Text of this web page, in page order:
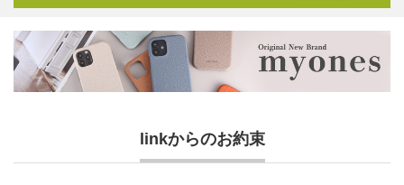
linkからのお約束